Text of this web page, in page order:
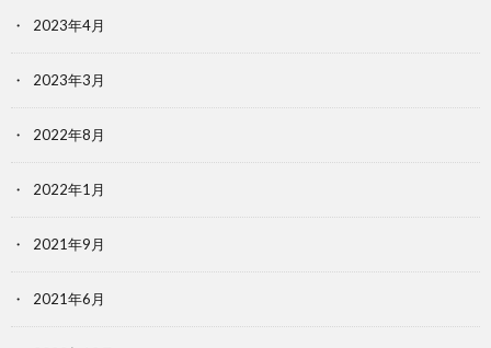
2023年4月
2023年3月
2022年8月
2022年1月
2021年9月
2021年6月